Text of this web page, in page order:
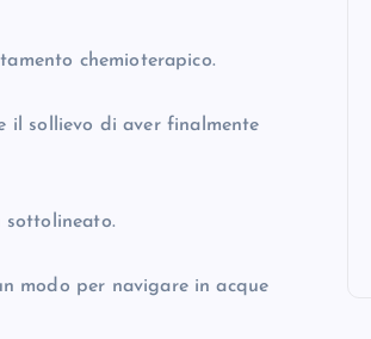
chemioterapico.
il sollievo di aver finalmente
sottolineato.
modo per navigare in acque